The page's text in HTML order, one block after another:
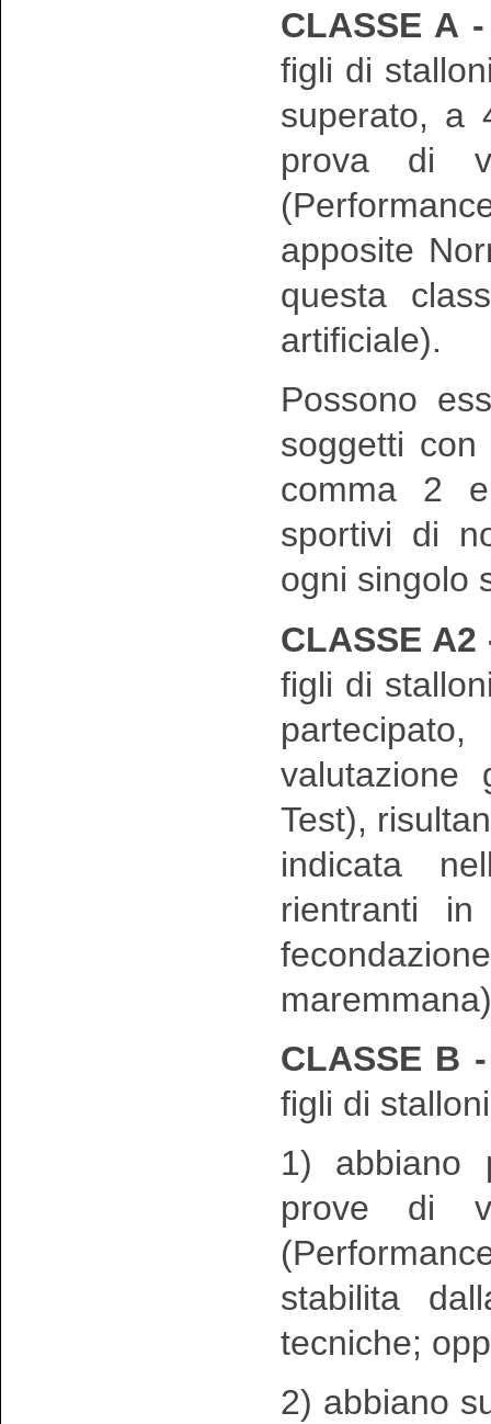
CLASSE A
figli di
superato, a
prova di
apposite
questa
artificiale).
Possono
soggetti
comma 2
sportivi di
ogni singolo
CLASSE
figli di
valutazione
Test),
indicata
rientranti
CLASSE B
figli di
1) abbiano
prove di
stabilita
tecniche;
2) abbiano